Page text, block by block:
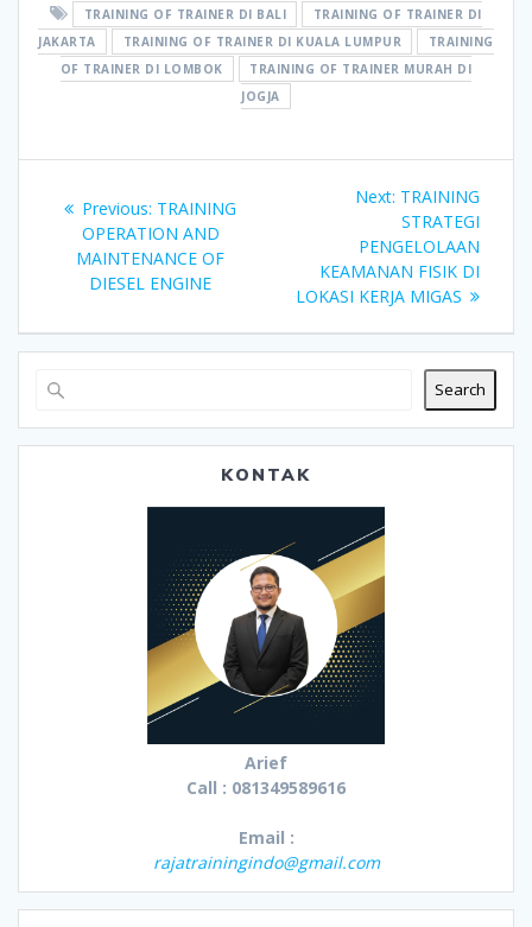
TRAINING OF TRAINER DI BALI
TRAINING OF TRAINER DI
JAKARTA
TRAINING OF TRAINER DI KUALA LUMPUR
TRAINING
OF TRAINER DI LOMBOK
TRAINING OF TRAINER MURAH DI
JOGJA
navigation
Previous: Previous
post:
TRAINING
OPERATION AND
MAINTENANCE OF
DIESEL ENGINE
Next: Next
post:
TRAINING
STRATEGI
PENGELOLAAN
KEAMANAN FISIK DI
LOKASI KERJA MIGAS
Search
KONTAK
Arief
Call : 081349589616
Email :
rajatrainingindo@gmail.com